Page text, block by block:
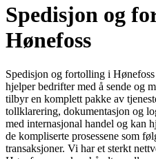
Spedisjon og
Hønefoss
Spedisjon og fortolling i
hjelper bedrifter med å sende og
tilbyr en komplett pakke av
tollklarering, dokumentasjon og
med internasjonal handel og kan
de kompliserte prosessene som
transaksjoner. Vi har et sterkt